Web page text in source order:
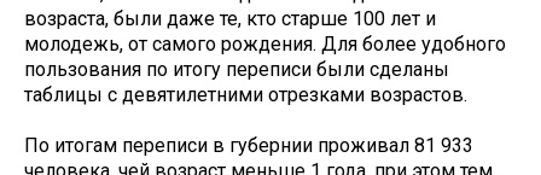
возраста, были даже те, кто старше 100 лет и
молодежь, от самого рождения. Для более удобного
пользования по итогу переписи были сделаны
таблицы с девятилетними отрезками возрастов.
По итогам переписи в губернии проживал 81 933